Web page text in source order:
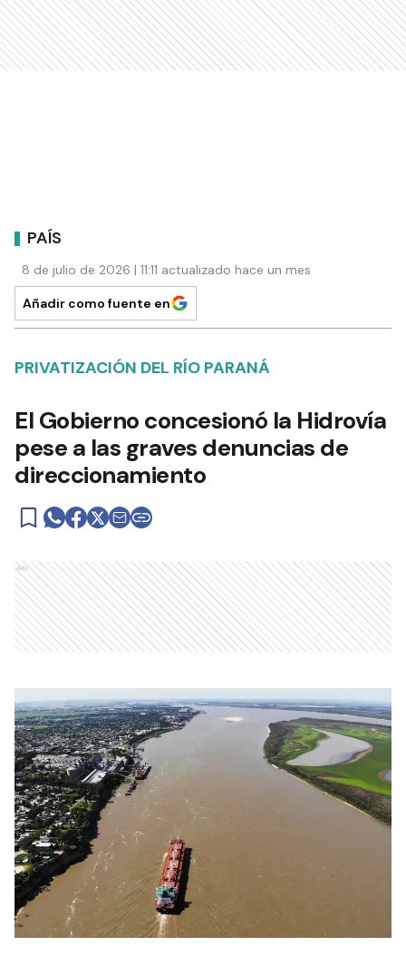
PAÍS
8 de julio de 2026 | 11:11 actualizado hace un mes
Añadir como fuente en
PRIVATIZACIÓN DEL RÍO PARANÁ
El Gobierno concesionó la Hidrovía
pese a las graves denuncias de
direccionamiento
Ads